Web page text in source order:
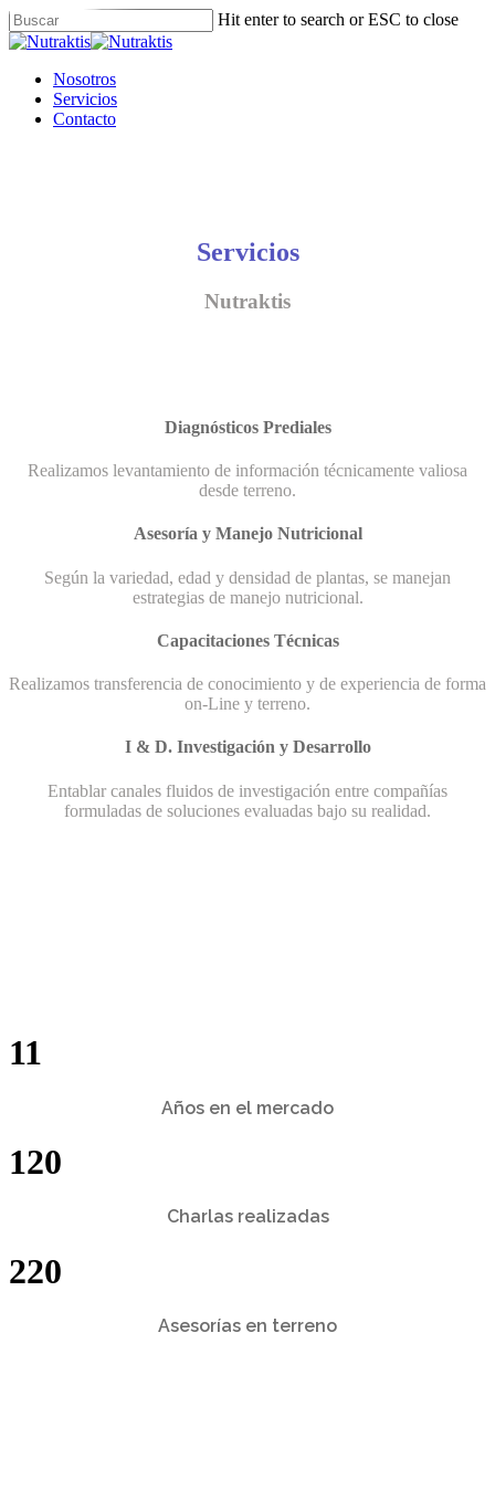
Skip
to
content
Hit enter to search or ESC to close
Close
Menu
Nosotros
Servicios
Contacto
Servicios
Nutraktis
Diagnósticos Prediales
Realizamos levantamiento de información técnicamente valiosa
desde terreno.
Asesoría y Manejo Nutricional
Según la variedad, edad y densidad de plantas, se manejan
estrategias de manejo nutricional.
Capacitaciones Técnicas
Realizamos transferencia de conocimiento y de experiencia de forma
on-Line y terreno.
I & D. Investigación y Desarrollo
Entablar canales fluidos de investigación entre compañías
formuladas de soluciones evaluadas bajo su realidad.
11
Años en el mercado
120
Charlas realizadas
220
Asesorías en terreno